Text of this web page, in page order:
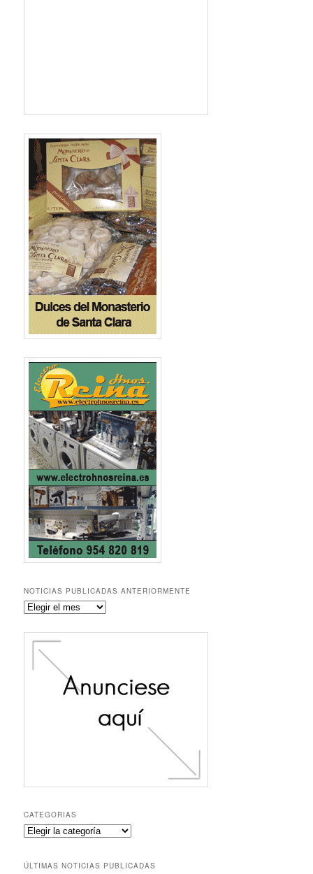
NOTICIAS PUBLICADAS ANTERIORMENTE
Noticias
anteriormente
CATEGORIAS
Categorias
ÚLTIMAS NOTICIAS PUBLICADAS